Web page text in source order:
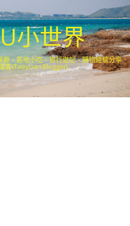
小世界
、各地小吃、旅行遊記、購物經驗分享．
客(Taoyuan Blogger)